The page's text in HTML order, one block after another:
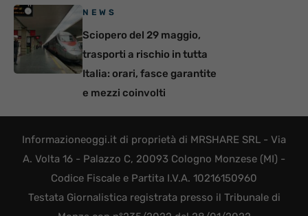
NEWS
Sciopero del 29 maggio,
trasporti a rischio in tutta
Italia: orari, fasce garantite
e mezzi coinvolti
Informazioneoggi.it di proprietà di MRSHARE SRL - Via
A. Volta 16 - Palazzo C, 20093 Cologno Monzese (MI) -
Codice Fiscale e Partita I.V.A. 10216150960
Testata Giornalistica registrata presso il Tribunale di